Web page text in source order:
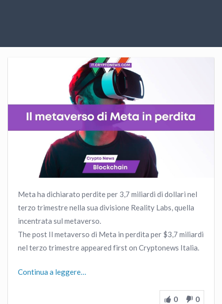
Meta ha dichiarato perdite per 3,7 miliardi di dollari nel
terzo trimestre nella sua divisione Reality Labs, quella
incentrata sul metaverso.
The post Il metaverso di Meta in perdita per $3,7 miliardi
nel terzo trimestre appeared first on Cryptonews Italia.
Continua a leggere…
0 0